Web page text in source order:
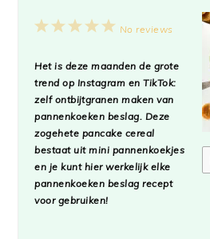
5
4
3
2
1
No reviews
Het is deze maanden de grote
trend op Instagram en TikTok:
zelf ontbijtgranen maken van
pannenkoeken beslag. Deze
zogehete pancake cereal
bestaat uit mini pannenkoekjes
en je kunt hier werkelijk elke
pannenkoeken beslag recept
voor gebruiken!